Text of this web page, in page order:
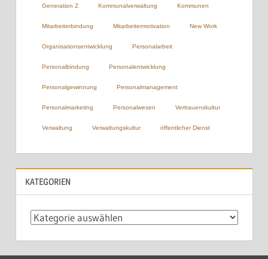
Generation Z Kommunalverwaltung Kommunen
Mitarbeiterbindung Mitarbeitermotivation New Work
Organisationsentwicklung Personalarbeit
Personalbindung Personalentwicklung
Personalgewinnung Personalmanagement
Personalmarketing Personalwesen Vertrauenskultur
Verwaltung Verwaltungskultur öffentlicher Dienst
KATEGORIEN
Kategorien